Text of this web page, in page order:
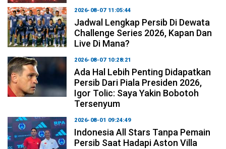
2026-08-07 11:05:44
Jadwal Lengkap Persib Di Dewata
Challenge Series 2026, Kapan Dan
Live Di Mana?
2026-08-07 10:28:21
Ada Hal Lebih Penting Didapatkan
Persib Dari Piala Presiden 2026,
Igor Tolic: Saya Yakin Bobotoh
Tersenyum
2026-08-01 09:24:49
Indonesia All Stars Tanpa Pemain
Persib Saat Hadapi Aston Villa